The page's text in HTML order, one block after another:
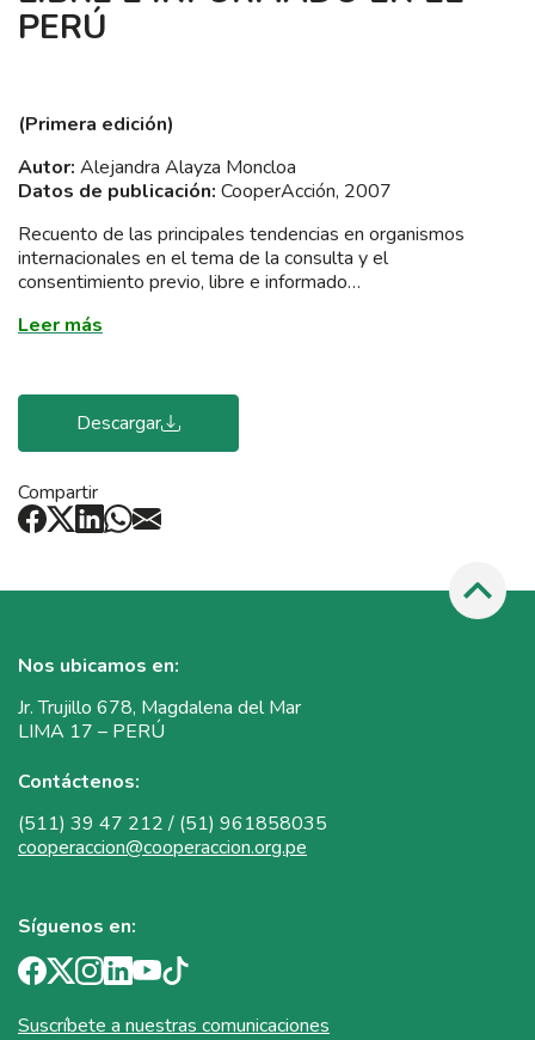
PERÚ
(Primera edición)
Autor: Alejandra Alayza Moncloa
Datos de publicación: CooperAcción, 2007
Recuento de las principales tendencias en organismos
internacionales en el tema de la consulta y el
consentimiento previo, libre e informado…
Leer más
Descargar
Compartir
Nos ubicamos en:
Jr. Trujillo 678, Magdalena del Mar
LIMA 17 – PERÚ
Contáctenos:
(511) 39 47 212 / (51) 961858035
cooperaccion@cooperaccion.org.pe
Síguenos en:
Suscríbete a nuestras comunicaciones